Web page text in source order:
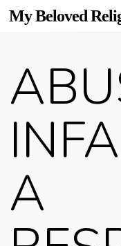
Skip
content
My Beloved
A